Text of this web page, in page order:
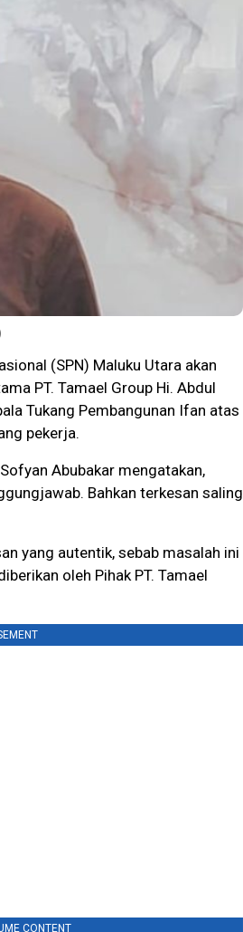
(SPN) Maluku Utara akan
PT. Tamael Group Hi. Abdul
Tukang Pembangunan Ifan atas
pekerja.
Abubakar mengatakan,
Bahkan terkesan saling
yang autentik, sebab masalah ini
oleh Pihak PT. Tamael
CONTENT